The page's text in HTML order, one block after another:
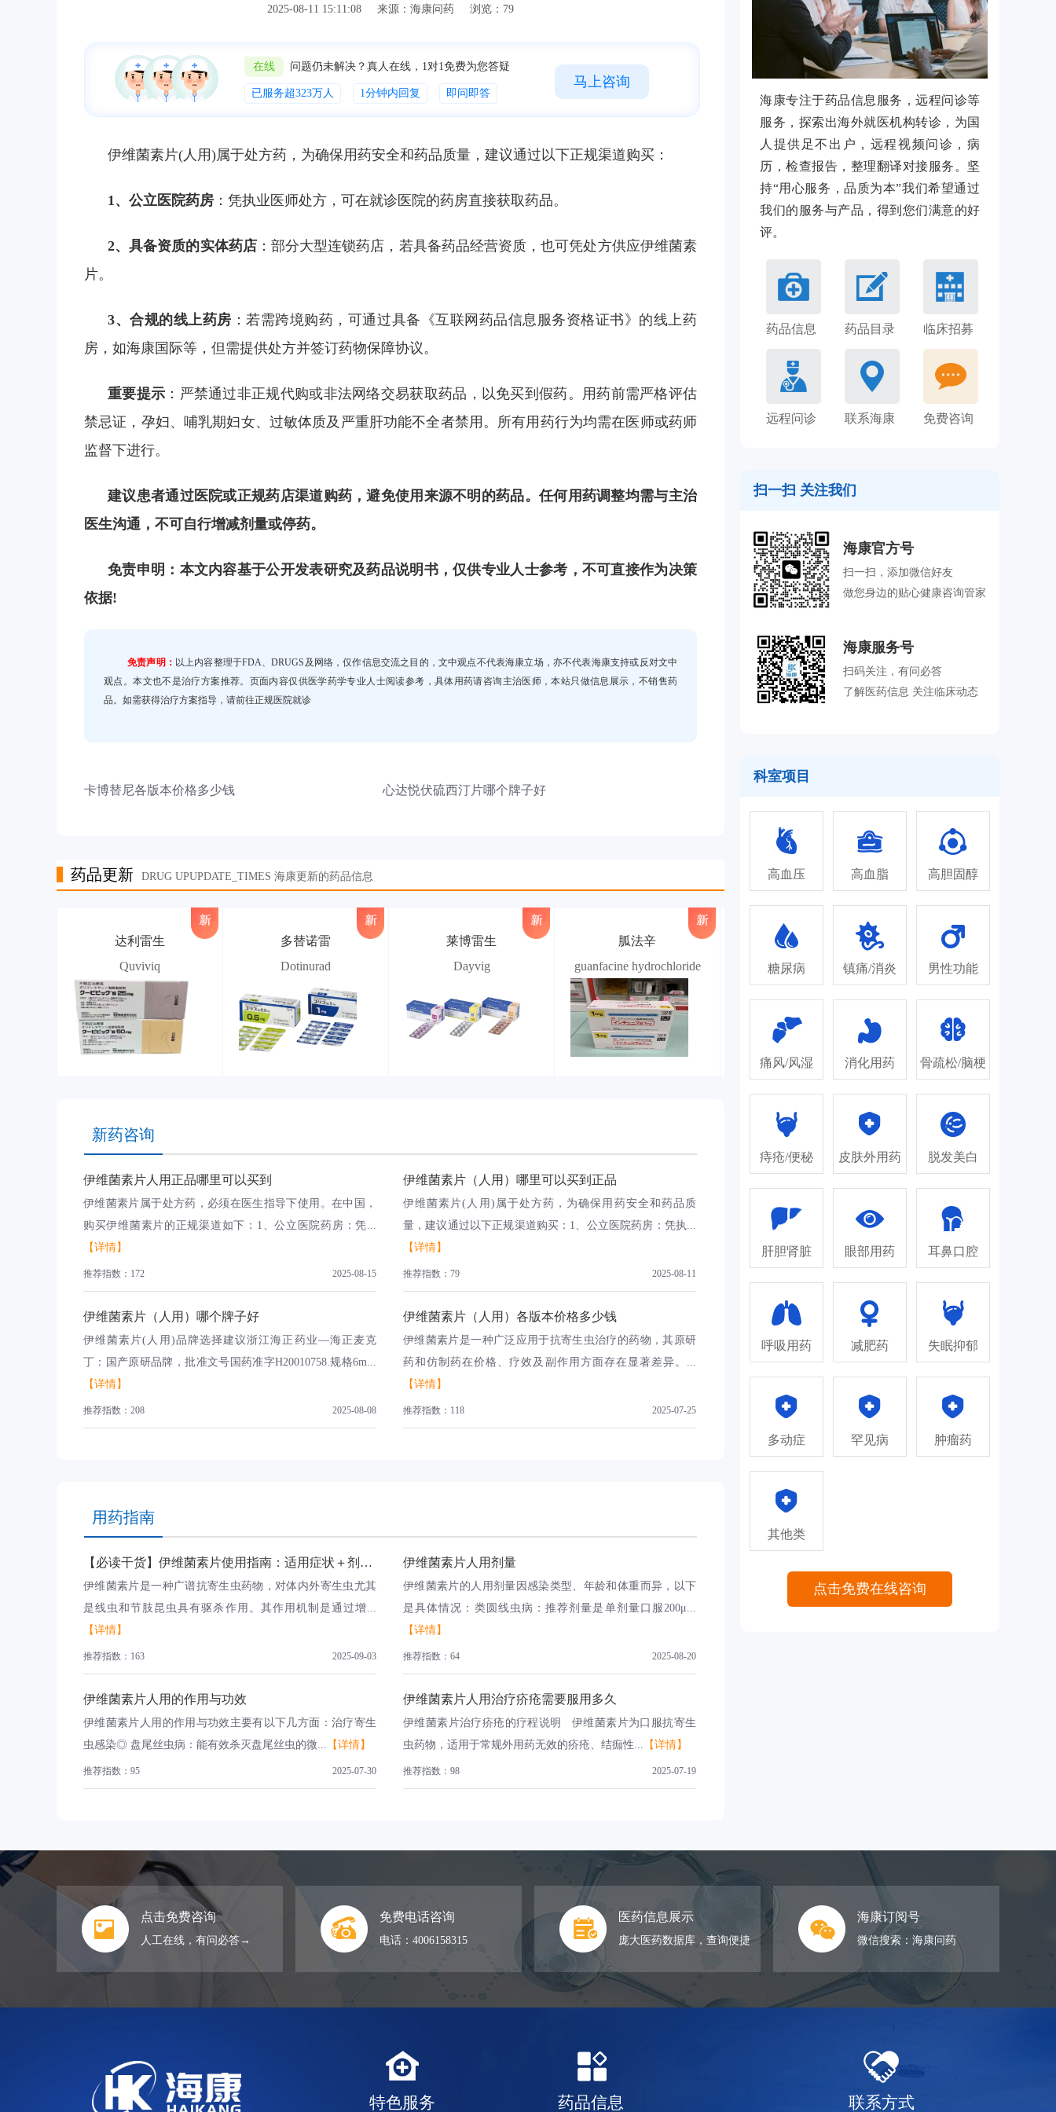
2025-08-11 15:11:08 来源：海康问药 浏览：79
在线 问题仍未解决？真人在线，1对1免费为您答疑
已服务超323万人 1分钟内回复 即问即答
马上咨询
伊维菌素片(人用)属于处方药，为确保用药安全和药品质量，建议通过以下正规渠道购买：
1、公立医院药房 ：凭执业医师处方，可在就诊医院的药房直接获取药品。
2、具备资质的实体药店：部分大型连锁药店，若具备药品经营资质，也可凭处方供应伊维菌素
片。
3、合规的线上药房 ：若需跨境购药，可通过具备《互联网药品信息服务资格证书》的线上药
房，如海康国际等，但需提供处方并签订药物保障协议。
重要提示 ：严禁通过非正规代购或非法网络交易获取药品，以免买到假药。用药前需严格评估
禁忌证，孕妇、哺乳期妇女、过敏体质及严重肝功能不全者禁用。所有用药行为均需在医师或药师
监督下进行。
建议患者通过医院或正规药店渠道购药，避免使用来源不明的药品。任何用药调整均需与主治
医生沟通，不可自行增减剂量或停药。
免责申明：本文内容基于公开发表研究及药品说明书，仅供专业人士参考，不可直接作为决策
依据!
免责声明： 以上内容整理于FDA、DRUGS及网络，仅作信息交流之目的，文中观点不代表海康立场，亦不代表海康支持或反对文中
观点。本文也不是治疗方案推荐。页面内容仅供医学药学专业人士阅读参考，具体用药请咨询主治医师，本站只做信息展示，不销售药
品。如需获得治疗方案指导，请前往正规医院就诊
卡博替尼各版本价格多少钱 心达悦伏硫西汀片哪个牌子好
药品更新 DRUG UPUPDATE_TIMES 海康更新的药品信息
达利雷生
Quviviq
多替诺雷
Dotinurad
莱博雷生
Dayvig
胍法辛
guanfacine hydrochloride
新药咨询
伊维菌素片人用正品哪里可以买到
伊维菌素片属于处方药，必须在医生指导下使用。在中国，
购买伊维菌素片的正规渠道如下：1、公立医院药房：凭...
【详情】
推荐指数：172 2025-08-15
伊维菌素片（人用）哪里可以买到正品
伊维菌素片(人用)属于处方药，为确保用药安全和药品质
量，建议通过以下正规渠道购买：1、公立医院药房：凭执...
【详情】
推荐指数：79 2025-08-11
伊维菌素片（人用）哪个牌子好
伊维菌素片(人用)品牌选择建议浙江海正药业—海正麦克
丁：国产原研品牌，批准文号国药准字H20010758.规格6m...
【详情】
推荐指数：208 2025-08-08
伊维菌素片（人用）各版本价格多少钱
伊维菌素片是一种广泛应用于抗寄生虫治疗的药物，其原研
药和仿制药在价格、疗效及副作用方面存在显著差异。...
【详情】
推荐指数：118 2025-07-25
用药指南
【必读干货】伊维菌素片使用指南：适用症状＋剂量一览
伊维菌素片是一种广谱抗寄生虫药物，对体内外寄生虫尤其
是线虫和节肢昆虫具有驱杀作用。其作用机制是通过增...
【详情】
推荐指数：163 2025-09-03
伊维菌素片人用剂量
伊维菌素片的人用剂量因感染类型、年龄和体重而异，以下
是具体情况：类圆线虫病：推荐剂量是单剂量口服200μ...
【详情】
推荐指数：64 2025-08-20
伊维菌素片人用的作用与功效
伊维菌素片人用的作用与功效主要有以下几方面：治疗寄生
虫感染◎ 盘尾丝虫病：能有效杀灭盘尾丝虫的微... 【详情】
推荐指数：95 2025-07-30
伊维菌素片人用治疗疥疮需要服用多久
伊维菌素片治疗疥疮的疗程说明 伊维菌素片为口服抗寄生
虫药物，适用于常规外用药无效的疥疮、结痂性... 【详情】
推荐指数：98 2025-07-19
海康专注于药品信息服务，远程问诊等
服务，探索出海外就医机构转诊，为国
人提供足不出户，远程视频问诊，病
历，检查报告，整理翻译对接服务。坚
持“用心服务，品质为本”我们希望通过
我们的服务与产品，得到您们满意的好
评。
药品信息 药品目录 临床招募
远程问诊 联系海康 免费咨询
扫一扫 关注我们
海康官方号
扫一扫，添加微信好友
做您身边的贴心健康咨询管家
海康服务号
扫码关注，有问必答
了解医药信息 关注临床动态
科室项目
高血压 高血脂 高胆固醇
糖尿病 镇痛/消炎 男性功能
痛风/风湿 消化用药 骨疏松/脑梗
痔疮/便秘 皮肤外用药 脱发美白
肝胆肾脏 眼部用药 耳鼻口腔
呼吸用药 减肥药 失眠抑郁
多动症 罕见病 肿瘤药
其他类
点击免费在线咨询
点击免费咨询
人工在线，有问必答→
免费电话咨询
电话：4006158315
医药信息展示
庞大医药数据库，查询便捷
海康订阅号
微信搜索：海康问药
特色服务 药品信息 联系方式